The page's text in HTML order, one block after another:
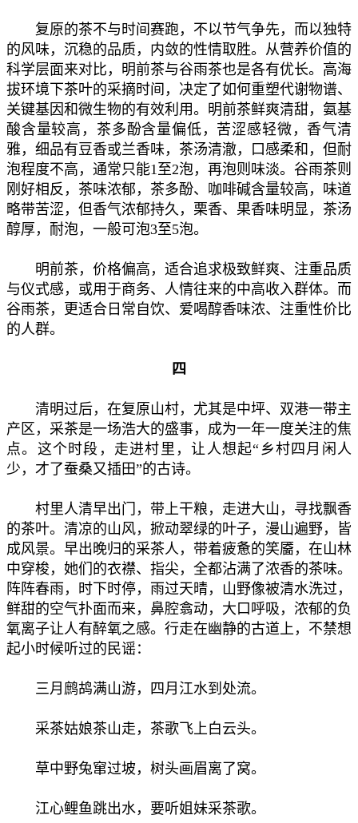
复原的茶不与时间赛跑，不以节气争先，而以独特
的风味，沉稳的品质，内敛的性情取胜。从营养价值的
科学层面来对比，明前茶与谷雨茶也是各有优长。高海
拔环境下茶叶的采摘时间，决定了如何重塑代谢物谱、
关键基因和微生物的有效利用。明前茶鲜爽清甜，氨基
酸含量较高，茶多酚含量偏低，苦涩感轻微，香气清
雅，细品有豆香或兰香味，茶汤清澈，口感柔和，但耐
泡程度不高，通常只能1至2泡，再泡则味淡。谷雨茶则
刚好相反，茶味浓郁，茶多酚、咖啡碱含量较高，味道
略带苦涩，但香气浓郁持久，栗香、果香味明显，茶汤
醇厚，耐泡，一般可泡3至5泡。
明前茶，价格偏高，适合追求极致鲜爽、注重品质
与仪式感，或用于商务、人情往来的中高收入群体。而
谷雨茶，更适合日常自饮、爱喝醇香味浓、注重性价比
的人群。
四
清明过后，在复原山村，尤其是中坪、双港一带主
产区，采茶是一场浩大的盛事，成为一年一度关注的焦
点。这个时段，走进村里，让人想起“乡村四月闲人
少，才了蚕桑又插田”的古诗。
村里人清早出门，带上干粮，走进大山，寻找飘香
的茶叶。清凉的山风，掀动翠绿的叶子，漫山遍野，皆
成风景。早出晚归的采茶人，带着疲惫的笑靥，在山林
中穿梭，她们的衣襟、指尖，全都沾满了浓香的茶味。
阵阵春雨，时下时停，雨过天晴，山野像被清水洗过，
鲜甜的空气扑面而来，鼻腔翕动，大口呼吸，浓郁的负
氧离子让人有醉氧之感。行走在幽静的古道上，不禁想
起小时候听过的民谣：
三月鹧鸪满山游，四月江水到处流。
采茶姑娘茶山走，茶歌飞上白云头。
草中野兔窜过坡，树头画眉离了窝。
江心鲤鱼跳出水，要听姐妹采茶歌。